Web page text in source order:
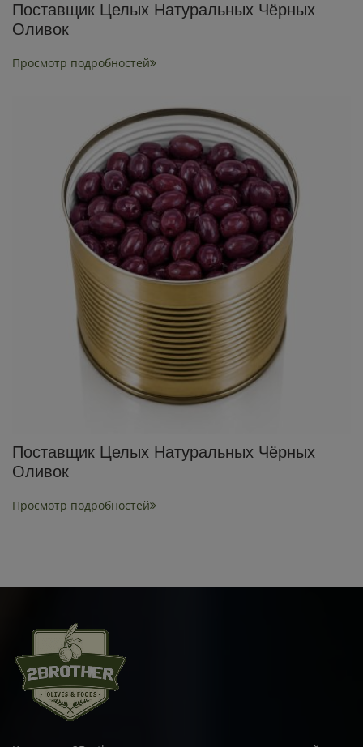
Поставщик Целых Натуральных Чёрных
Оливок
Просмотр подробностей
Поставщик Целых Натуральных Чёрных
Оливок
Просмотр подробностей